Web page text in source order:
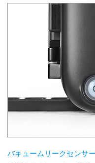
バキュームリークセンサー